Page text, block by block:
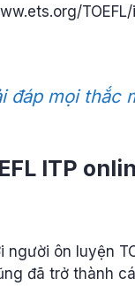
đáp mọi thắc
ITP
người ôn luyện
đã trở thành